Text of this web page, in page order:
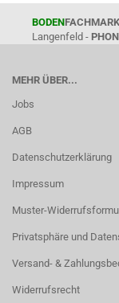
BODEN
Langenfeld -
MEHR ÜBER...
Jobs
AGB
Datenschutzerklärung
Impressum
Muster-
Privatsphäre und
Versand- &
Widerrufsrecht